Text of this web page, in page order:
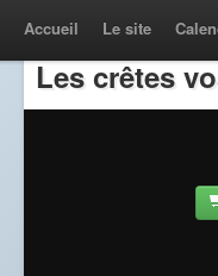
Accueil Le site
Les crêtes